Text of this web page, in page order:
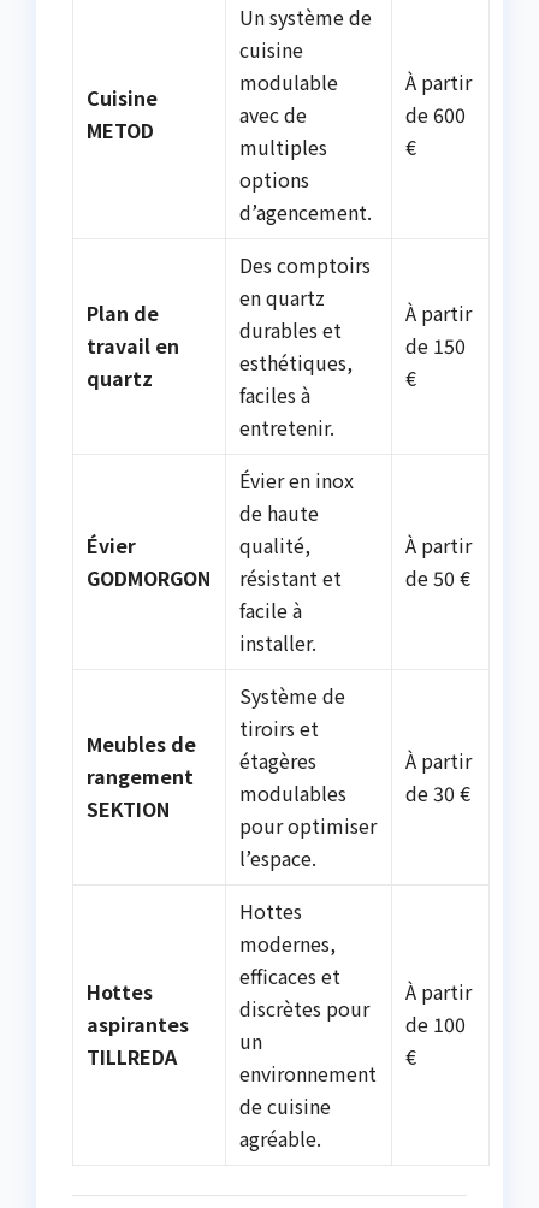
Cuisine
METOD
Un système de
cuisine
modulable
avec de
multiples
options
d’agencement.
À partir
de 600
€
Plan de
travail en
quartz
Des comptoirs
en quartz
durables et
esthétiques,
faciles à
entretenir.
À partir
de 150
€
Évier
GODMORGON
Évier en inox
de haute
qualité,
résistant et
facile à
installer.
À partir
de 50 €
Meubles de
rangement
SEKTION
Système de
tiroirs et
étagères
modulables
pour optimiser
l’espace.
À partir
de 30 €
Hottes
aspirantes
TILLREDA
Hottes
modernes,
efficaces et
discrètes pour
un
environnement
de cuisine
agréable.
À partir
de 100
€